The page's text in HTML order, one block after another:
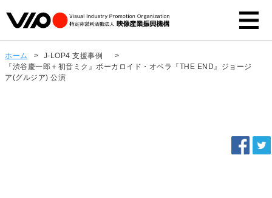
ホーム > J-LOP4 支援事例
>
『渋谷慶一郎＋初音ミク』ボーカロイド・オペラ『THE END』ジョージ
ア(グルジア) 公演